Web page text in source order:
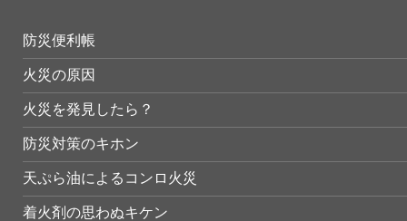
防災便利帳
火災の原因
火災を発見したら？
防災対策のキホン
天ぷら油によるコンロ火災
着火剤の思わぬキケン